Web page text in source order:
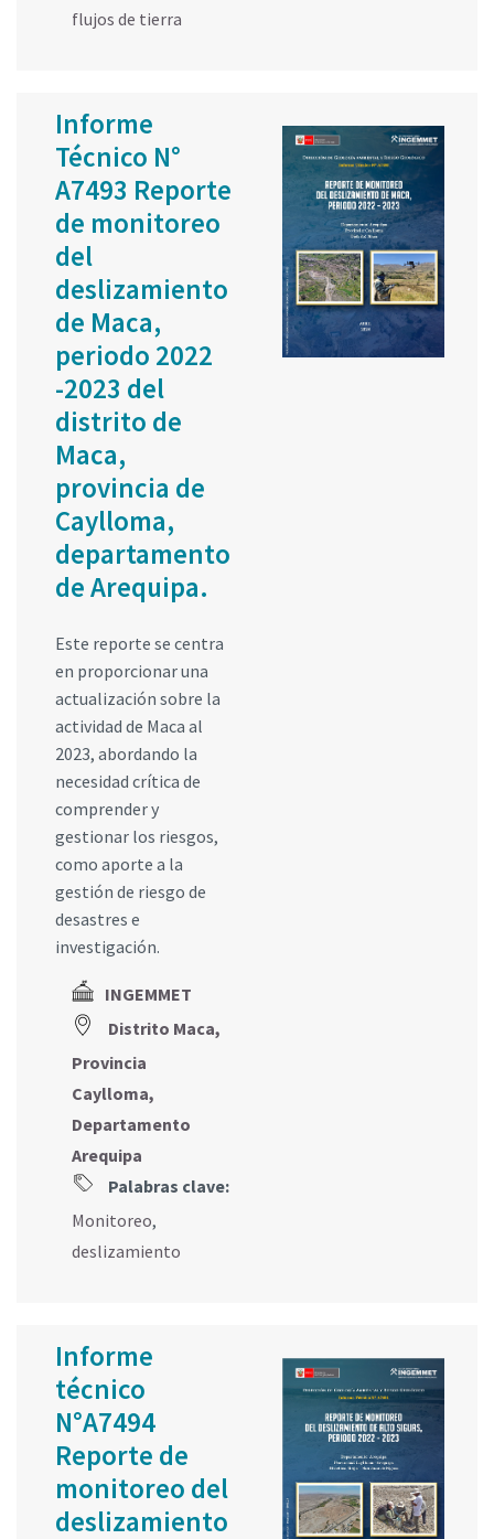
flujos de tierra
Informe
Técnico N°
A7493 Reporte
de monitoreo
del
deslizamiento
de Maca,
periodo 2022
-2023 del
distrito de
Maca,
provincia de
Caylloma,
departamento
de Arequipa.
Este reporte se centra
en proporcionar una
actualización sobre la
actividad de Maca al
2023, abordando la
necesidad crítica de
comprender y
gestionar los riesgos,
como aporte a la
gestión de riesgo de
desastres e
investigación.
INGEMMET
Distrito Maca,
Provincia
Caylloma,
Departamento
Arequipa
Palabras clave:
Monitoreo,
deslizamiento
Informe
técnico
N°A7494
Reporte de
monitoreo del
deslizamiento